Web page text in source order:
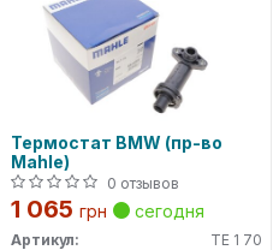
Термостат BMW (пр-во
Mahle)
0 отзывов
1 065 грн сегодня
Артикул:
TE 1 70